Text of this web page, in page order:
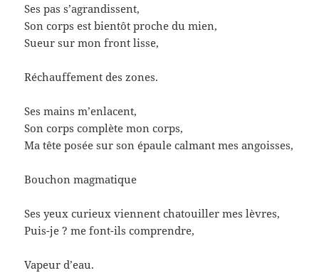
Ses pas s’agrandissent,
Son corps est bientôt proche du mien,
Sueur sur mon front lisse,
Réchauffement des zones.
Ses mains m’enlacent,
Son corps complète mon corps,
Ma tête posée sur son épaule calmant mes angoisses,
Bouchon magmatique
Ses yeux curieux viennent chatouiller mes lèvres,
Puis-je ? me font-ils comprendre,
Vapeur d’eau.